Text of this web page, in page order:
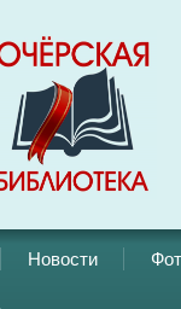
Новости